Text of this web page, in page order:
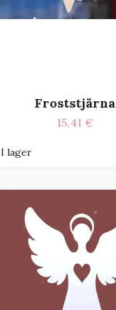
Froststjärna
15,41 €
I lager